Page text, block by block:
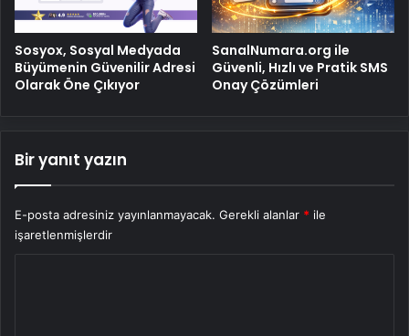
Sosyox, Sosyal Medyada
Büyümenin Güvenilir Adresi
Olarak Öne Çıkıyor
SanalNumara.org ile
Güvenli, Hızlı ve Pratik SMS
Onay Çözümleri
Bir yanıt yazın
E-posta adresiniz yayınlanmayacak. Gerekli alanlar * ile
işaretlenmişlerdir